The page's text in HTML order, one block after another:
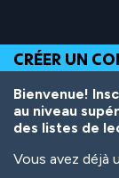
Top
of
Page
Navigation
Main
Content
Footer
contenu
principal
CRÉER UN
Bienvenue!
au niveau
des listes de
Vous avez déjà